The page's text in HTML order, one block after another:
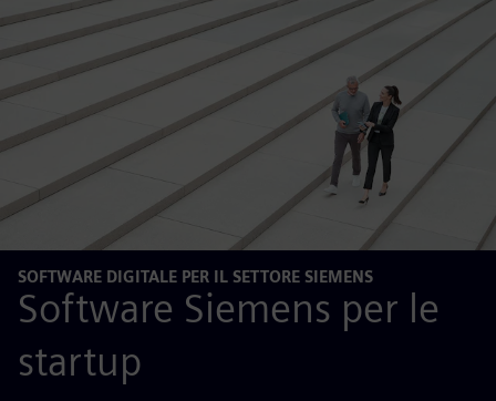
SOFTWARE DIGITALE PER IL SETTORE SIEMENS
Software Siemens per le
startup